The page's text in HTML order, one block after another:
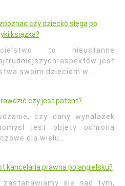
czy dziecko sięga po
książka?
to nieustanne
aspektów jest
swoim dzieciom w…
czy jest patent?
czy dany wynalazek
jest objęty ochroną
dla wielu…
kancelaria prawna po angielsku?
zastanawiamy się nad tym,